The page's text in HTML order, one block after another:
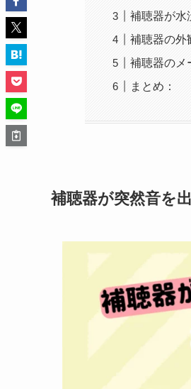
補聴器が水
補聴器の外
補聴器のメ
まとめ：
補聴器が突然音を